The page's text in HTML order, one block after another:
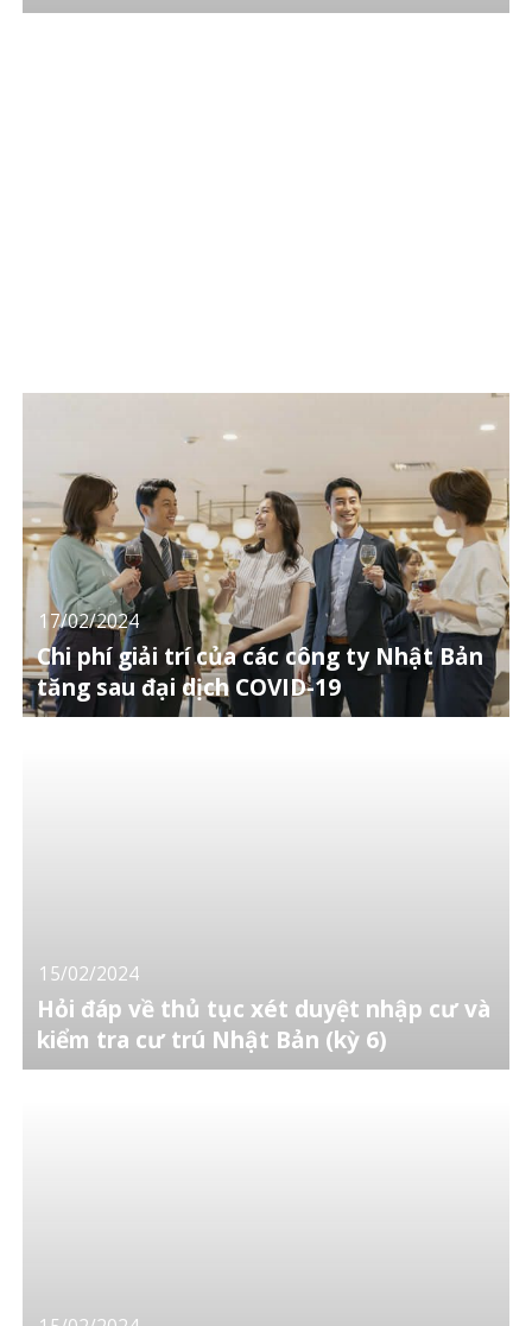
17/02/2024
Chi phí giải trí của các công ty Nhật Bản
tăng sau đại dịch COVID-19
15/02/2024
Hỏi đáp về thủ tục xét duyệt nhập cư và
kiểm tra cư trú Nhật Bản (kỳ 6)